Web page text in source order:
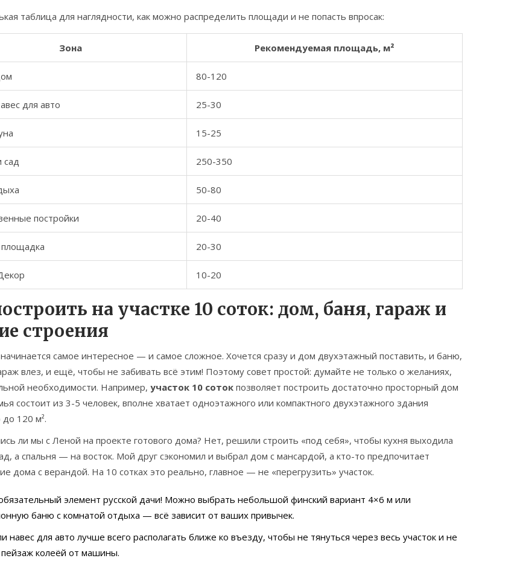
таблица для наглядности, как можно распределить площади и не попасть впросак:
Зона Рекомендуемая площадь, м²
80-120
для авто 25-30
15-25
сад 250-350
50-80
постройки 20-40
площадка 20-30
10-20
на участке 10 соток: дом, баня, гараж и
строения
самое интересное — и самое сложное. Хочется сразу и дом двухэтажный поставить, и баню,
влез, и ещё, чтобы не забивать всё этим! Поэтому совет простой: думайте не только о желаниях,
необходимости. Например, участок 10 соток позволяет построить достаточно просторный дом
состоит из 3-5 человек, вполне хватает одноэтажного или компактного двухэтажного здания
120 м².
ли мы с Леной на проекте готового дома? Нет, решили строить «под себя», чтобы кухня выходила
а спальня — на восток. Мой друг сэкономил и выбрал дом с мансардой, а кто-то предпочитает
дома с верандой. На 10 сотках это реально, главное — не «перегрузить» участок.
элемент русской дачи! Можно выбрать небольшой финский вариант 4×6 м или
баню с комнатой отдыха — всё зависит от ваших привычек.
навес для авто лучше всего располагать ближе ко въезду, чтобы не тянуться через весь участок и не
колеёй от машины.